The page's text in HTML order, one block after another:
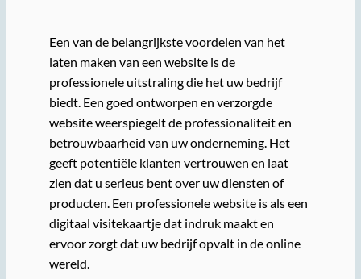
Een van de belangrijkste voordelen van het
laten maken van een website is de
professionele uitstraling die het uw bedrijf
biedt. Een goed ontworpen en verzorgde
website weerspiegelt de professionaliteit en
betrouwbaarheid van uw onderneming. Het
geeft potentiële klanten vertrouwen en laat
zien dat u serieus bent over uw diensten of
producten. Een professionele website is als een
digitaal visitekaartje dat indruk maakt en
ervoor zorgt dat uw bedrijf opvalt in de online
wereld.